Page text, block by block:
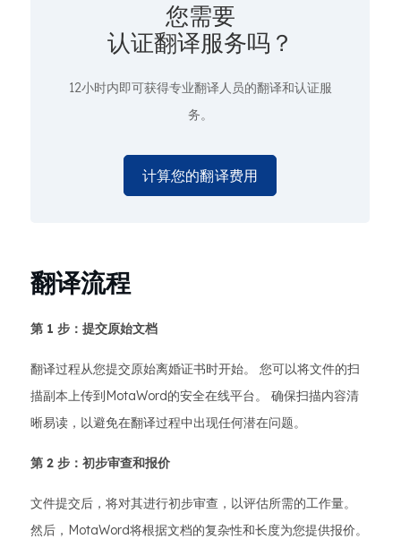
您需要
认证翻译服务吗？
12小时内即可获得专业翻译人员的翻译和认证服
务。
计算您的翻译费用
翻译流程
第 1 步：提交原始文档
翻译过程从您提交原始离婚证书时开始。 您可以将文件的扫
描副本上传到MotaWord的安全在线平台。 确保扫描内容清
晰易读，以避免在翻译过程中出现任何潜在问题。
第 2 步：初步审查和报价
文件提交后，将对其进行初步审查，以评估所需的工作量。
然后，MotaWord将根据文档的复杂性和长度为您提供报价。